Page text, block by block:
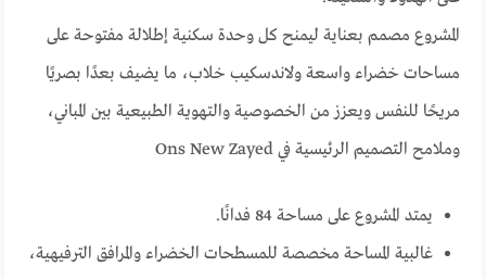
المشروع مصمم بعناية ليمنح كل وحدة سكنية إطلالة مفتوحة على
مساحات خضراء واسعة ولاندسكيب خلاب، ما يضيف بعدًا بصريًا
مريحًا للنفس ويعزز من الخصوصية والتهوية الطبيعية بين المباني،
وملامح التصميم الرئيسية في Ons New Zayed
يمتد المشروع على مساحة 84 فدانًا.
غالبية المساحة مخصصة للمسطحات الخضراء والمرافق الترفيهية،